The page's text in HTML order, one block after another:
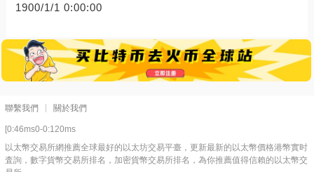
1900/1/1 0:00:00
聯繫我們 關於我們
[0:46ms0-0:120ms
以太幣交易所網推薦全球最好的以太坊交易平臺，更新最新的以太幣價格港幣實时
査詢，數字貨幣交易所排名，加密貨幣交易所排名，為你推薦值得信賴的以太幣交